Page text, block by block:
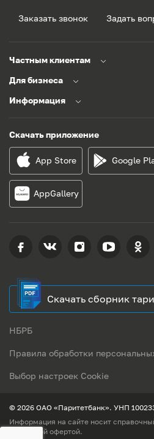
Заказать звонок Задать
Частным клиентам
Для бизнеса
Информация
Скачать приложение
App Store Google
AppGallery
Скачать сборник
НБРБ
Правила обработки
Выбор настроек Cookie
© 2026 ОАО «Паритетбанк». УНП
Информация на сайте носит
публичной офертой.